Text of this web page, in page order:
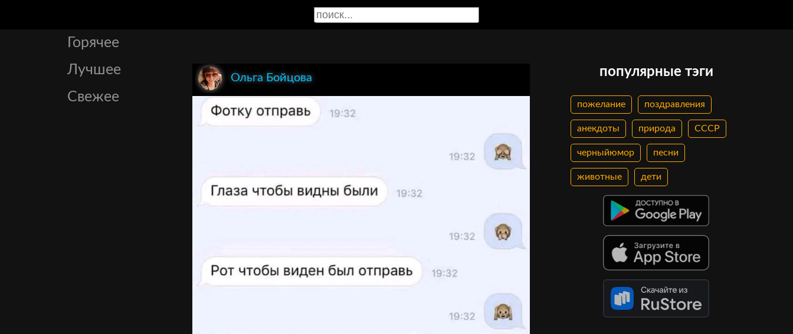
Горячее
Лучшее
Свежее
Ольга Бойцова популярные тэги
пожелание поздравления
анекдоты природа СССР
черныйюмор песни
животные дети